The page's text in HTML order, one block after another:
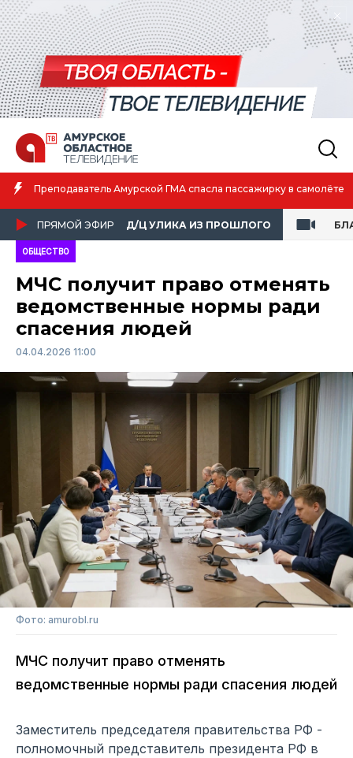
Преподаватель Амурской ГМА спасла пассажирку в самолёте
ПРЯМОЙ ЭФИР Д/Ц УЛИКА ИЗ ПРОШЛОГО
ОБЩЕСТВО
МЧС получит право отменять
ведомственные нормы ради
спасения людей
04.04.2026 11:00
Фото: amurobl.ru
МЧС получит право отменять
ведомственные нормы ради спасения людей
Заместитель председателя правительства РФ -
полномочный представитель президента РФ в